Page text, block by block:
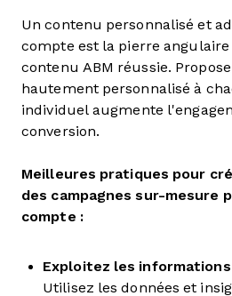
Un contenu personnalisé et
compte est la pierre
contenu ABM réussie.
hautement personnalisé à
individuel augmente
conversion.
Meilleures pratiques pour
des campagnes sur-mesure
compte :
Exploitez les
Utilisez les données et